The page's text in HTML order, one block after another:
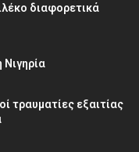
διαφορετικά
τραυματίες εξαιτίας